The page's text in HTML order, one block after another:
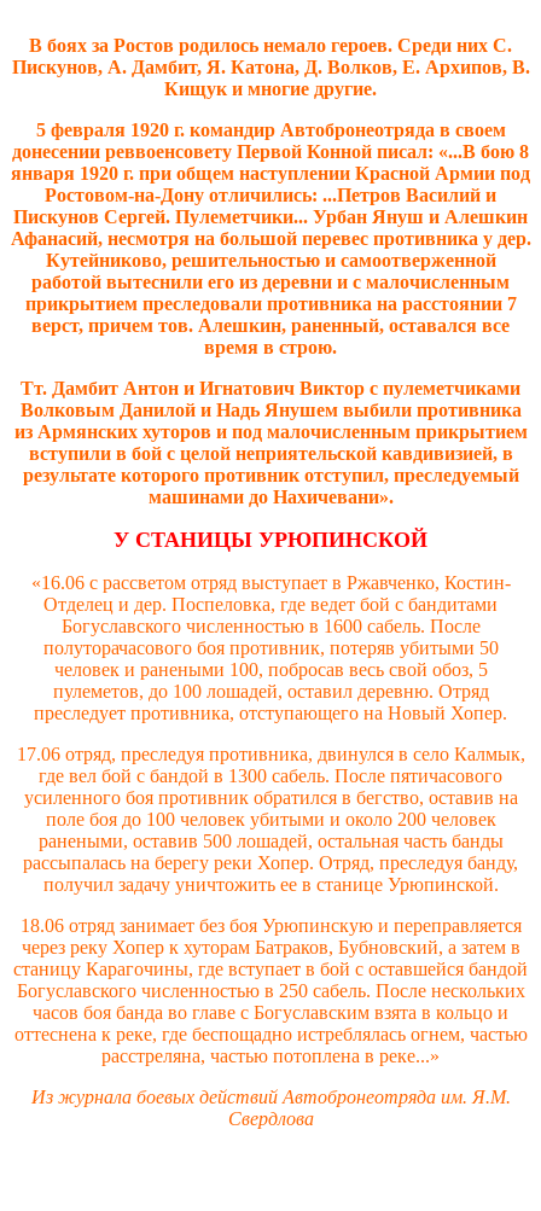
В боях за Ростов родилось немало героев. Среди них С.
Пискунов, А. Дамбит, Я. Катона, Д. Волков, Е. Архипов, В.
Кищук и многие другие.
5 февраля 1920 г. командир Автобронеотряда в своем
донесении реввоенсовету Первой Конной писал: «...В бою 8
января 1920 г. при общем наступлении Красной Армии под
Ростовом-на-Дону отличились: ...Петров Василий и
Пискунов Сергей. Пулеметчики... Урбан Януш и Алешкин
Афанасий, несмотря на большой перевес противника у дер.
Кутейниково, решительностью и самоотверженной
работой вытеснили его из деревни и с малочисленным
прикрытием преследовали противника на расстоянии 7
верст, причем тов. Алешкин, раненный, оставался все
время в строю.
Тт. Дамбит Антон и Игнатович Виктор с пулеметчиками
Волковым Данилой и Надь Янушем выбили противника
из Армянских хуторов и под малочисленным прикрытием
вступили в бой с целой неприятельской кавдивизией, в
результате которого противник отступил, преследуемый
машинами до Нахичевани».
У СТАНИЦЫ УРЮПИНСКОЙ
«16.06 с рассветом отряд выступает в Ржавченко, Костин-
Отделец и дер. Поспеловка, где ведет бой с бандитами
Богуславского численностью в 1600 сабель. После
полуторачасового боя противник, потеряв убитыми 50
человек и ранеными 100, побросав весь свой обоз, 5
пулеметов, до 100 лошадей, оставил деревню. Отряд
преследует противника, отступающего на Новый Хопер.
17.06 отряд, преследуя противника, двинулся в село Калмык,
где вел бой с бандой в 1300 сабель. После пятичасового
усиленного боя противник обратился в бегство, оставив на
поле боя до 100 человек убитыми и около 200 человек
ранеными, оставив 500 лошадей, остальная часть банды
рассыпалась на берегу реки Хопер. Отряд, преследуя банду,
получил задачу уничтожить ее в станице Урюпинской.
18.06 отряд занимает без боя Урюпинскую и переправляется
через реку Хопер к хуторам Батраков, Бубновский, а затем в
станицу Карагочины, где вступает в бой с оставшейся бандой
Богуславского численностью в 250 сабель. После нескольких
часов боя банда во главе с Богуславским взята в кольцо и
оттеснена к реке, где беспощадно истреблялась огнем, частью
расстреляна, частью потоплена в реке...»
Из журнала боевых действий Автобронеотряда им. Я.М.
Свердлова